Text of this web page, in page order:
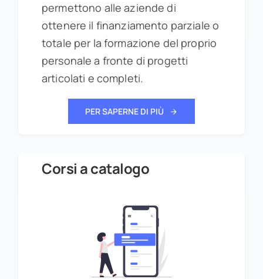
permettono alle aziende di
ottenere il finanziamento parziale o
totale per la formazione del proprio
personale a fronte di progetti
articolati e completi.
PER SAPERNE DI PIÙ
Corsi a catalogo